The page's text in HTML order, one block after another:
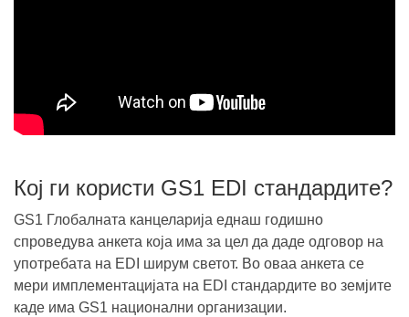
Кој ги користи GS1 EDI стандардите?
GS1 Глобалната канцеларија еднаш годишно
спроведува анкета која има за цел да даде одговор на
употребата на EDI ширум светот. Во оваа анкета се
мери имплементацијата на EDI стандардите во земјите
каде има GS1 национални организации.